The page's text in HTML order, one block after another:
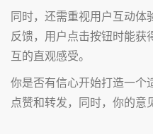
同时，还需重视用户互动体
反馈，用户点击按钮时能获
互的直观感受。
你是否有信心开始打造一个
点赞和转发，同时，你的意